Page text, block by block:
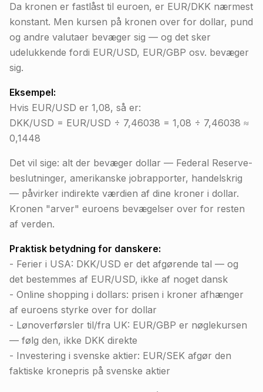
Da kronen er fastlåst til euroen, er EUR/DKK nærmest
konstant. Men kursen på kronen over for dollar, pund
og andre valutaer bevæger sig — og det sker
udelukkende fordi EUR/USD, EUR/GBP osv. bevæger
sig.
Eksempel:
Hvis EUR/USD er 1,08, så er:
DKK/USD = EUR/USD ÷ 7,46038 = 1,08 ÷ 7,46038 ≈
0,1448
Det vil sige: alt der bevæger dollar — Federal Reserve-
beslutninger, amerikanske jobrapporter, handelskrig
— påvirker indirekte værdien af dine kroner i dollar.
Kronen "arver" euroens bevægelser over for resten
af verden.
Praktisk betydning for danskere:
- Ferier i USA: DKK/USD er det afgørende tal — og
det bestemmes af EUR/USD, ikke af noget dansk
- Online shopping i dollars: prisen i kroner afhænger
af euroens styrke over for dollar
- Lønoverførsler til/fra UK: EUR/GBP er nøglekursen
— følg den, ikke DKK direkte
- Investering i svenske aktier: EUR/SEK afgør den
faktiske kronepris på svenske aktier